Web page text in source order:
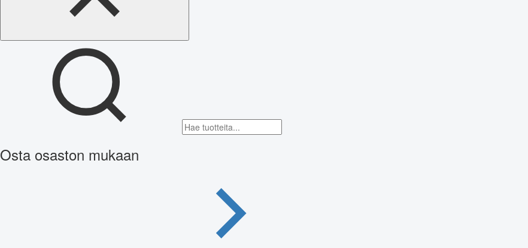
Osta osaston mukaan